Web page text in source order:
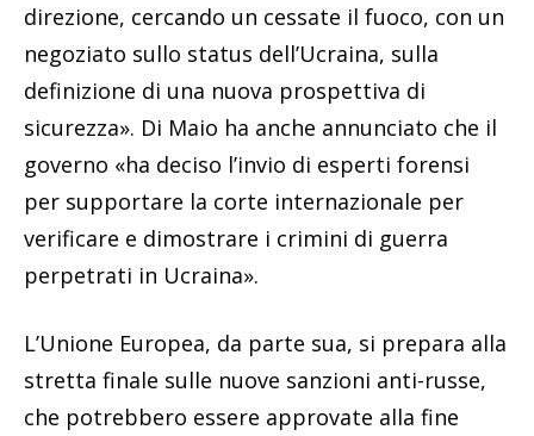
direzione, cercando un cessate il fuoco, con un
negoziato sullo status dell’Ucraina, sulla
definizione di una nuova prospettiva di
sicurezza». Di Maio ha anche annunciato che il
governo «ha deciso l’invio di esperti forensi
per supportare la corte internazionale per
verificare e dimostrare i crimini di guerra
perpetrati in Ucraina».
L’Unione Europea, da parte sua, si prepara alla
stretta finale sulle nuove sanzioni anti-russe,
che potrebbero essere approvate alla fine